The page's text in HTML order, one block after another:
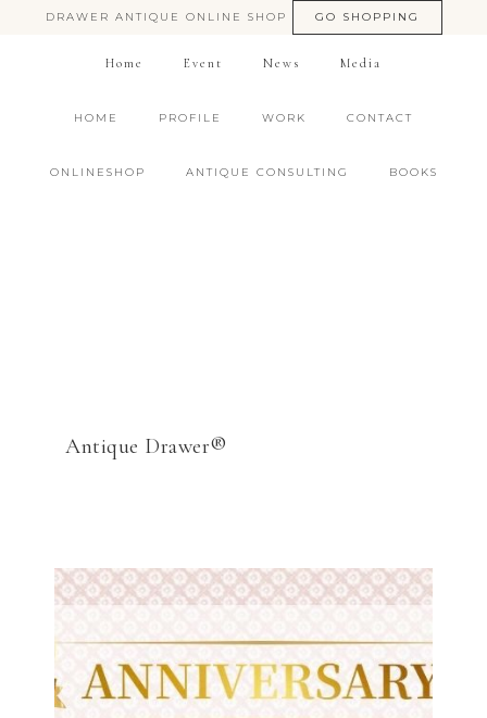
DRAWER ANTIQUE ONLINE SHOP GO SHOPPING
Home Event News Media
HOME PROFILE WORK CONTACT
ONLINESHOP ANTIQUE CONSULTING BOOKS
Antique Drawer®